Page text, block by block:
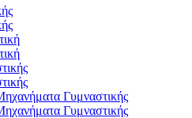
Γυμναστικής
Γυμναστικής